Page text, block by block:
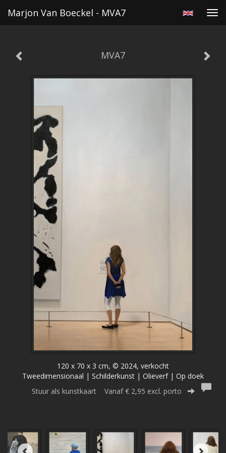
Marjon Van Boeckel - MVA7
MVA7
120 x 70 x 3 cm, © 2024, verkocht
Tweedimensionaal | Schilderkunst | Olieverf | Op doek
Stuur als kunstkaart Vanaf € 2,95 excl. porto